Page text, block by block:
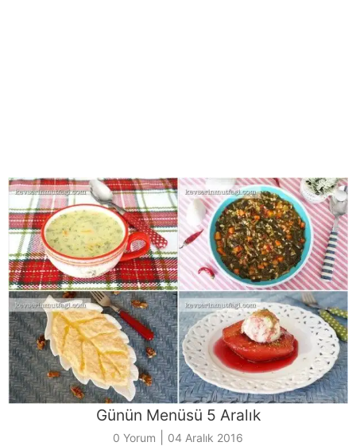
Günün Menüsü 5 Aralık
0 Yorum 04 Aralık 2016